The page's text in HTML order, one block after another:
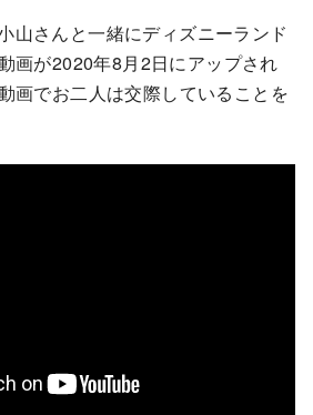
山さんと一緒にディズニーランド
画が2020年8月2日にアップされ
画でお二人は交際していることを